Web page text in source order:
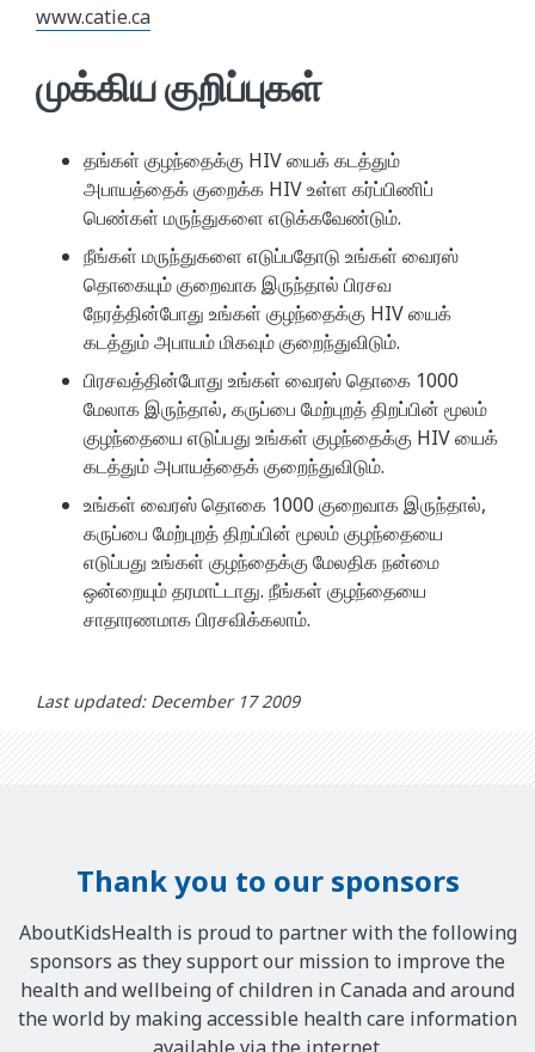
www.catie.ca
முக்கிய குறிப்புகள்
தங்கள் குழந்தைக்கு HIV யைக் கடத்தும்
அபாயத்தைக் குறைக்க HIV உள்ள கர்ப்பிணிப்
பெண்கள் மருந்துகளை எடுக்கவேண்டும்.
நீங்கள் மருந்துகளை எடுப்பதோடு உங்கள் வைரஸ்
தொகையும் குறைவாக இருந்தால் பிரசவ
நேரத்தின்போது உங்கள் குழந்தைக்கு HIV யைக்
கடத்தும் அபாயம் மிகவும் குறைந்துவிடும்.
பிரசவத்தின்போது உங்கள் வைரஸ் தொகை 1000
மேலாக இருந்தால், கருப்பை மேற்புறத் திறப்பின் மூலம்
குழந்தையை எடுப்பது உங்கள் குழந்தைக்கு HIV யைக்
கடத்தும் அபாயத்தைக் குறைந்துவிடும்.
உங்கள் வைரஸ் தொகை 1000 குறைவாக இருந்தால்,
கருப்பை மேற்புறத் திறப்பின் மூலம் குழந்தையை
எடுப்பது உங்கள் குழந்தைக்கு மேலதிக நன்மை
ஒன்றையும் தரமாட்டாது. நீங்கள் குழந்தையை
சாதாரணமாக பிரசவிக்கலாம்.
Last updated: December 17 2009
Thank you to our sponsors
AboutKidsHealth is proud to partner with the following
sponsors as they support our mission to improve the
health and wellbeing of children in Canada and around
the world by making accessible health care information